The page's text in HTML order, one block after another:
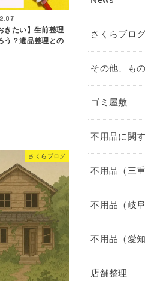
きたい】生前整理
う？遺品整理との
さくらブログ
さくらブログ
その他、も
ゴミ屋敷
不用品に関
不用品（三重
不用品（岐阜
不用品（愛知
店舗整理